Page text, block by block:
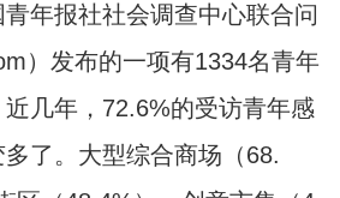
年报社社会调查中心联合问
）发布的一项有1334名青年
几年，72.6%的受访青年感
了。大型综合商场（68.